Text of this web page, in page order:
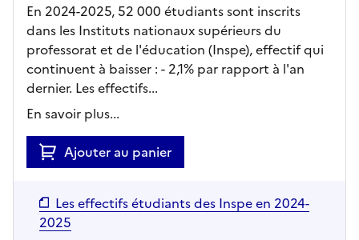
En 2024-2025, 52 000 étudiants sont inscrits
dans les Instituts nationaux supérieurs du
professorat et de l'éducation (Inspe), effectif qui
continuent à baisser : - 2,1% par rapport à l'an
dernier. Les effectifs...
En savoir plus...
Ajouter au panier
Les effectifs étudiants des Inspe en 2024-
2025